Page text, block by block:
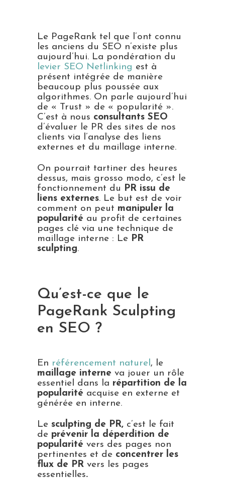
Le PageRank tel que l’ont connu
les anciens du SEO n’existe plus
aujourd’hui. La pondération du
levier SEO Netlinking est à
présent intégrée de manière
beaucoup plus poussée aux
algorithmes. On parle aujourd’hui
de « Trust » de « popularité ».
C’est à nous consultants SEO
d’évaluer le PR des sites de nos
clients via l’analyse des liens
externes et du maillage interne.
On pourrait tartiner des heures
dessus, mais grosso modo, c’est le
fonctionnement du PR issu de
liens externes. Le but est de voir
comment on peut manipuler la
popularité au profit de certaines
pages clé via une technique de
maillage interne : Le PR
sculpting.
Qu’est-ce que le
PageRank Sculpting
en SEO ?
En référencement naturel, le
maillage interne va jouer un rôle
essentiel dans la répartition de la
popularité acquise en externe et
générée en interne.
Le sculpting de PR, c’est le fait
de prévenir la déperdition de
popularité vers des pages non
pertinentes et de concentrer les
flux de PR vers les pages
essentielles.